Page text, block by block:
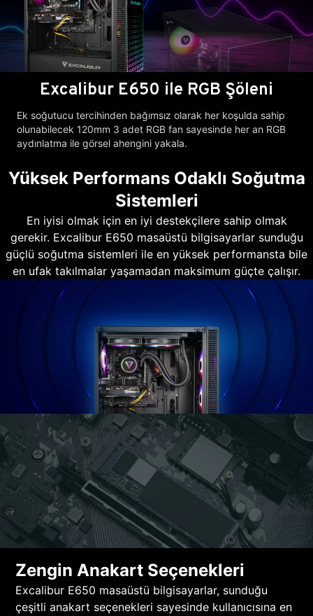
Excalibur E650 ile RGB Şöleni
Ek soğutucu tercihinden bağımsız olarak her koşulda sahip
olunabilecek 120mm 3 adet RGB fan sayesinde her an RGB
aydınlatma ile görsel ahengini yakala.
Yüksek Performans Odaklı Soğutma
Sistemleri
En iyisi olmak için en iyi destekçilere sahip olmak
gerekir. Excalibur E650 masaüstü bilgisayarlar sunduğu
güçlü soğutma sistemleri ile en yüksek performansta bile
en ufak takılmalar yaşamadan maksimum güçte çalışır.
Zengin Anakart Seçenekleri
Excalibur E650 masaüstü bilgisayarlar, sunduğu
çeşitli anakart seçenekleri sayesinde kullanıcısına en